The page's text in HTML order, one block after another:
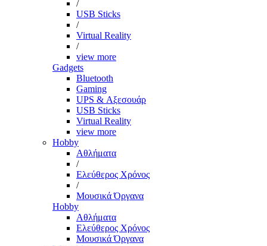
/
USB Sticks
/
Virtual Reality
/
view more
Gadgets
Bluetooth
Gaming
UPS & Αξεσουάρ
USB Sticks
Virtual Reality
view more
Hobby
Αθλήματα
/
Ελεύθερος Χρόνος
/
Μουσικά Όργανα
Hobby
Αθλήματα
Ελεύθερος Χρόνος
Μουσικά Όργανα